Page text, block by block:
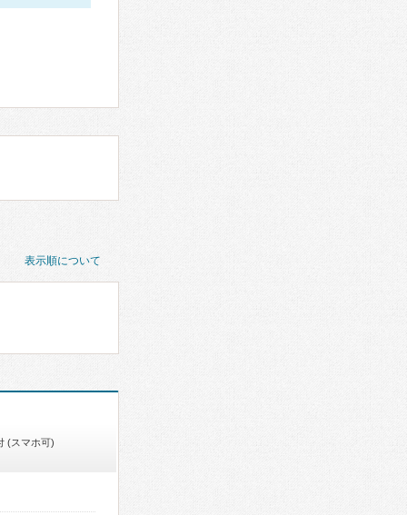
表示順について
(スマホ可)